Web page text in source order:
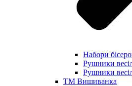
Набори
Рушники
Рушники
ТМ Вишиванка